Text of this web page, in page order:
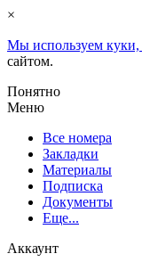
×
Мы используем куки,
сайтом.
Понятно
Меню
Все номера
Закладки
Материалы
Подписка
Документы
Еще...
Аккаунт